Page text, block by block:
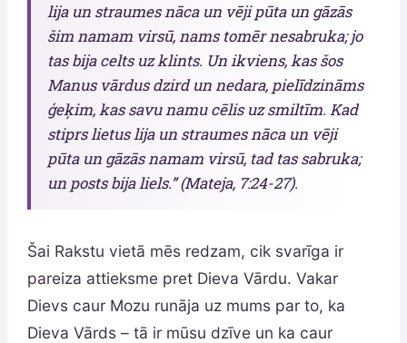
lija un straumes nāca un vēji pūta un gāzās
šim namam virsū, nams tomēr nesabruka; jo
tas bija celts uz klints. Un ikviens, kas šos
Manus vārdus dzird un nedara, pielīdzināms
ģeķim, kas savu namu cēlis uz smiltīm. Kad
stiprs lietus lija un straumes nāca un vēji
pūta un gāzās namam virsū, tad tas sabruka;
un posts bija liels.” (Mateja, 7:24-27).
Šai Rakstu vietā mēs redzam, cik svarīga ir
pareiza attieksme pret Dieva Vārdu. Vakar
Dievs caur Mozu runāja uz mums par to, ka
Dieva Vārds – tā ir mūsu dzīve un ka caur